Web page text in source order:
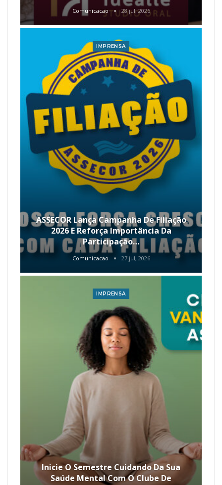
Comunicacao 28 jul, 2026
IMPRENSA
ASSECOR Lança Campanha De Filiação
2026 E Reforça Importância Da
Participação…
Comunicacao 27 jul, 2026
IMPRENSA
Inicie O Semestre Cuidando Da Sua
Saúde Mental Com O Clube De